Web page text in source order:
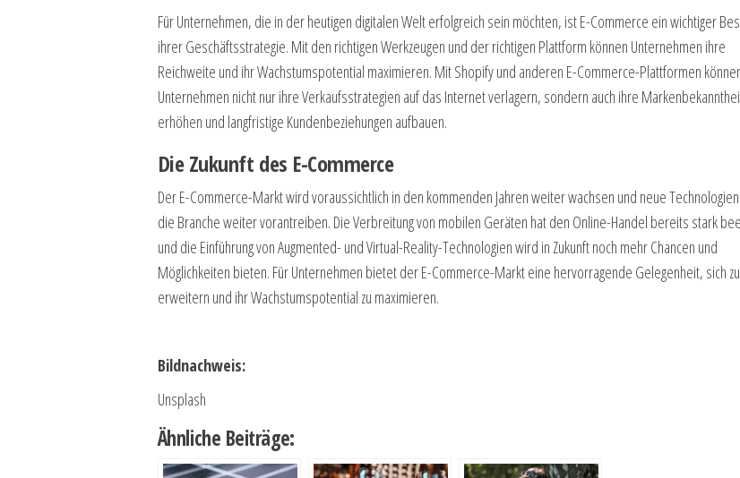
Für Unternehmen, die in der heutigen digitalen Welt erfolgreich sein möchten, ist E-Commerce ein wichtiger
ihrer Geschäftsstrategie. Mit den richtigen Werkzeugen und der richtigen Plattform können Unternehmen ihre
Reichweite und ihr Wachstumspotential maximieren. Mit Shopify und anderen E-Commerce-Plattformen
Unternehmen nicht nur ihre Verkaufsstrategien auf das Internet verlagern, sondern auch ihre
erhöhen und langfristige Kundenbeziehungen aufbauen.
Die Zukunft des E-Commerce
Der E-Commerce-Markt wird voraussichtlich in den kommenden Jahren weiter wachsen und neue
die Branche weiter vorantreiben. Die Verbreitung von mobilen Geräten hat den Online-Handel bereits stark
und die Einführung von Augmented- und Virtual-Reality-Technologien wird in Zukunft noch mehr Chancen und
Möglichkeiten bieten. Für Unternehmen bietet der E-Commerce-Markt eine hervorragende Gelegenheit, sich zu
erweitern und ihr Wachstumspotential zu maximieren.
Bildnachweis:
Unsplash
Ähnliche Beiträge: